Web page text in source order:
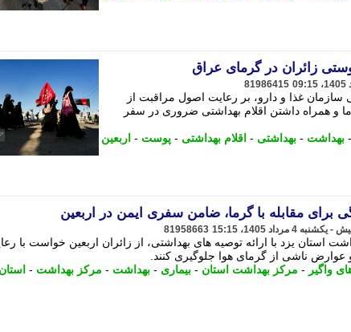
زائران در گرمای عراق
81986415
غذا و دارو، بر رعایت اصول مراقبت از
و همراه داشتن اقلام بهداشتی ضروری در سفر
- بهداشت - بهداشتی - اقلام بهداشتی - پوست - اربعین
برای مقابله با گرما، ضامن سفری ایمن در اربعین
81958663
استان یزد با ارائه توصیه های بهداشتی، از زائران اربعین خواست با
و عوارض ناشی از گرمای هوا جلوگیری کنند.
واگیر - مرکز بهداشت استان - بیماری - بهداشت - مرکز بهداشت -